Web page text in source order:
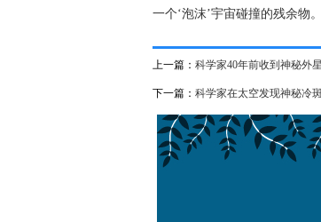
一个‘泡沫’宇宙碰撞的残余物
上一篇： 科学家40年前收到神秘外
下一篇： 科学家在太空发现神秘冷